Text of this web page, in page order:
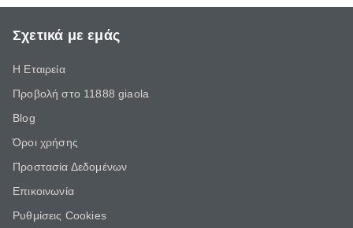
Σχετικά με εμάς
Η Εταιρεία
Προβολή στο 11888 giaola
Blog
Όροι χρήσης
Προστασία Δεδομένων
Επικοινωνία
Ρυθμίσεις Cookies